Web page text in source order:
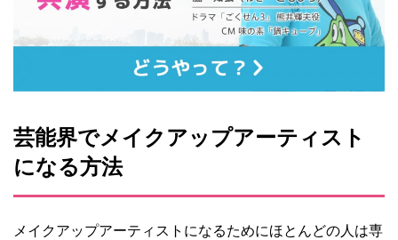
芸能界でメイクアップアーティスト
になる方法
メイクアップアーティストになるためにほとんどの人は専